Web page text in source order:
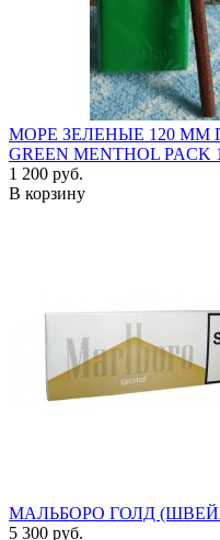
МОРЕ ЗЕЛЕНЫЕ 120 ММ
GREEN MENTHOL PACK
1 200 руб.
В корзину
МАЛЬБОРО ГОЛД
5 300 руб.